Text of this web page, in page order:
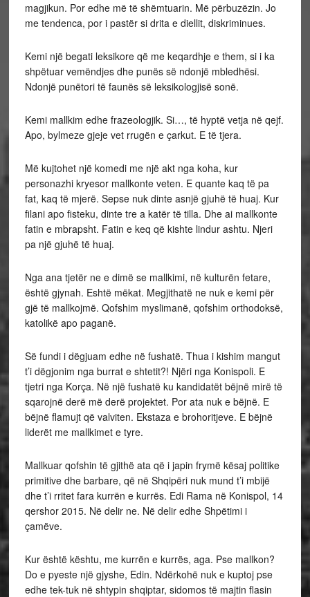
magjikun. Por edhe më të shëmtuarin. Më përbuzëzin. Jo
me tendenca, por i pastër si drita e diellit, diskriminues.
Kemi një begati leksikore që me keqardhje e them, si i ka
shpëtuar vemëndjes dhe punës së ndonjë mbledhësi.
Ndonjë punëtori të faunës së leksikologjisë sonë.
Kemi mallkim edhe frazeologjik. Si…, të hyptë vetja në qejf.
Apo, bylmeze gjeje vet rrugën e çarkut. E të tjera.
Më kujtohet një komedi me një akt nga koha, kur
personazhi kryesor mallkonte veten. E quante kaq të pa
fat, kaq të mjerë. Sepse nuk dinte asnjë gjuhë të huaj. Kur
filani apo fisteku, dinte tre a katër të tilla. Dhe ai mallkonte
fatin e mbrapsht. Fatin e keq që kishte lindur ashtu. Njeri
pa një gjuhë të huaj.
Nga ana tjetër ne e dimë se mallkimi, në kulturën fetare,
është gjynah. Eshtë mëkat. Megjithatë ne nuk e kemi për
gjë të mallkojmë. Qofshim myslimanë, qofshim orthodoksë,
katolikë apo paganë.
Së fundi i dëgjuam edhe në fushatë. Thua i kishim mangut
t’i dëgjonim nga burrat e shtetit?! Njëri nga Konispoli. E
tjetri nga Korça. Në një fushatë ku kandidatët bëjnë mirë të
sqarojnë derë më derë projektet. Por ata nuk e bëjnë. E
bëjnë flamujt që valviten. Ekstaza e brohoritjeve. E bëjnë
liderët me mallkimet e tyre.
Mallkuar qofshin të gjithë ata që i japin frymë kësaj politike
primitive dhe barbare, që në Shqipëri nuk mund t’i mbijë
dhe t’i rritet fara kurrën e kurrës. Edi Rama në Konispol, 14
qershor 2015. Në delir ne. Në delir edhe Shpëtimi i
çamëve.
Kur është kështu, me kurrën e kurrës, aga. Pse mallkon?
Do e pyeste një gjyshe, Edin. Ndërkohë nuk e kuptoj pse
edhe tek-tuk në shtypin shqiptar, sidomos të majtin flasin